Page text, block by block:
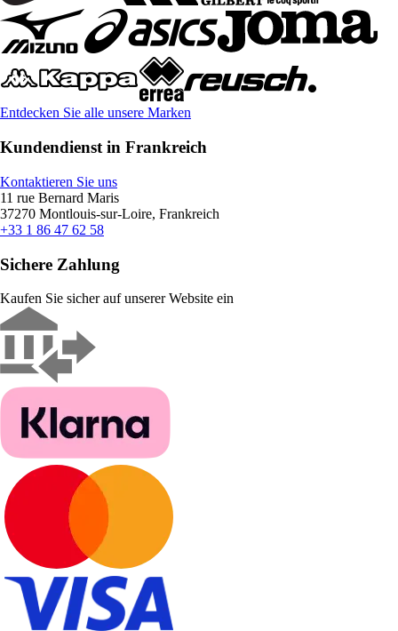
Entdecken Sie alle unsere Marken
Kundendienst in Frankreich
Kontaktieren Sie uns
11 rue Bernard Maris
37270 Montlouis-sur-Loire, Frankreich
+33 1 86 47 62 58
Sichere Zahlung
Kaufen Sie sicher auf unserer Website ein